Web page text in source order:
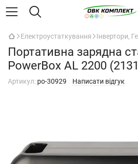
Електроустаткування Інвертори,
Портативна зарядна
PowerBox AL 2200
Артикул: po-30929 Написати відгук